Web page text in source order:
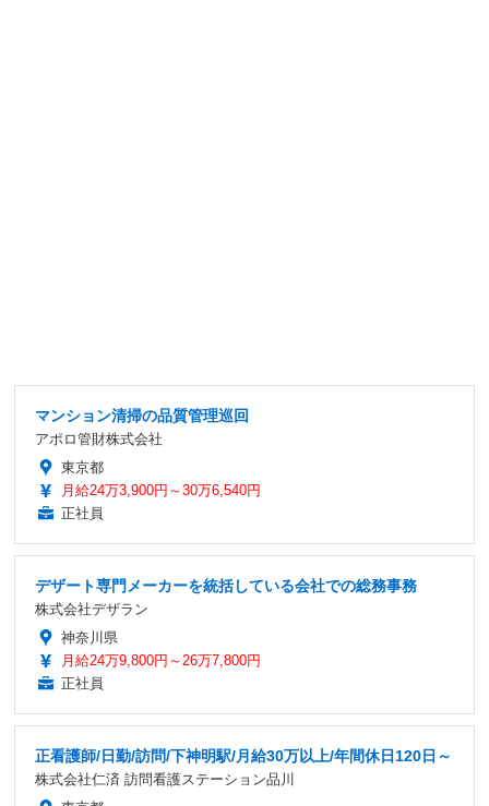
マンション清掃の品質管理巡回
アポロ管財株式会社
東京都
月給24万3,900円～30万6,540円
正社員
デザート専門メーカーを統括している会社での総務事務
株式会社デザラン
神奈川県
月給24万9,800円～26万7,800円
正社員
正看護師/日勤/訪問/下神明駅/月給30万以上/年間休日120日～
株式会社仁済 訪問看護ステーション品川